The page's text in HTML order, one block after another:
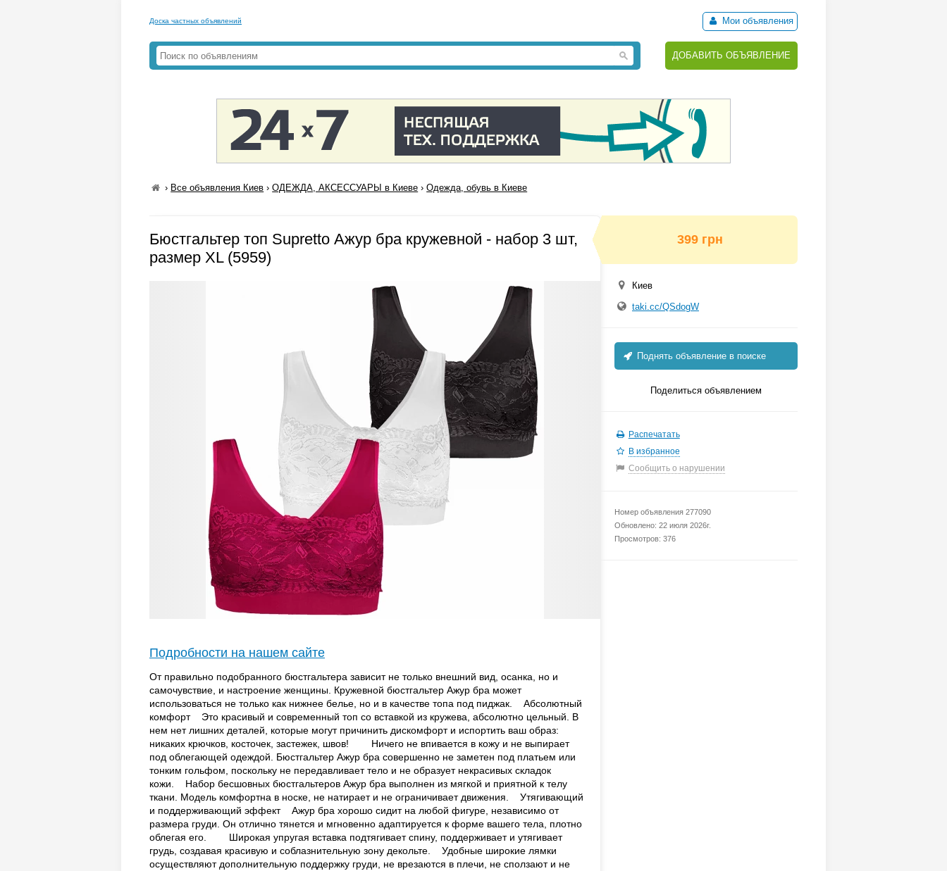
Доска частных объявлений Мои объявления
ДОБАВИТЬ ОБЪЯВЛЕНИЕ
› Все объявления Киев ›ОДЕЖДА, АКСЕССУАРЫ в Киеве ›Одежда, обувь в Киеве
Бюстгальтер топ Supretto Ажур бра кружевной - набор 3 шт,
размер XL (5959)
Подробности на нашем сайте
От правильно подобранного бюстгальтера зависит не только внешний вид, осанка, но и
самочувствие, и настроение женщины. Кружевной бюстгальтер Ажур бра может
использоваться не только как нижнее белье, но и в качестве топа под пиджак. Абсолютный
комфорт Это красивый и современный топ со вставкой из кружева, абсолютно цельный. В
нем нет лишних деталей, которые могут причинить дискомфорт и испортить ваш образ:
никаких крючков, косточек, застежек, швов! Ничего не впивается в кожу и не выпирает
под облегающей одеждой. Бюстгальтер Ажур бра совершенно не заметен под платьем или
тонким гольфом, поскольку не передавливает тело и не образует некрасивых складок
кожи. Набор бесшовных бюстгальтеров Ажур бра выполнен из мягкой и приятной к телу
ткани. Модель комфортна в носке, не натирает и не ограничивает движения. Утягивающий
и поддерживающий эффект Ажур бра хорошо сидит на любой фигуре, независимо от
размера груди. Он отлично тянется и мгновенно адаптируется к форме вашего тела, плотно
облегая его. Широкая упругая вставка подтягивает спину, поддерживает и утягивает
грудь, создавая красивую и соблазнительную зону декольте. Удобные широкие лямки
осуществляют дополнительную поддержку груди, не врезаются в плечи, не сползают и не
399 грн
Киев
taki.cc/QSdogW
Поднять объявление в поиске
Поделиться объявлением
Распечатать
В избранное
Сообщить о нарушении
Номер объявления 277090
Обновлено: 22 июля 2026г.
Просмотров: 376